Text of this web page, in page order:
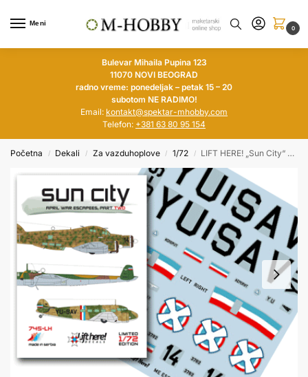
Meni
0
Bulevar Mihaila Pupina 123
11070 NOVI BEOGRAD
radno vreme: ponedeljak – petak 15 – 20
subotom NE RADIMO!
Email: kontakt@spektar-mhobby.com
Telefon: +381 63 80 95 154
Početna / Dekali / Za vazduhoplove / 1/72 / LIFT HERE! „Sun City“ April War Escapees, part 2 1/72